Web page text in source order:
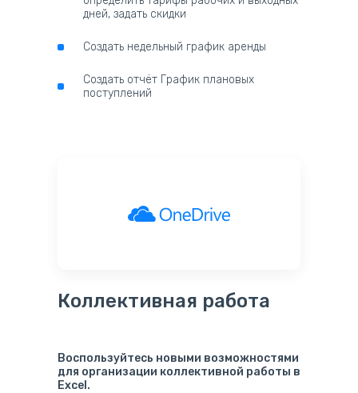
дней, задать скидки
Cоздать недельный график аренды
Cоздать отчёт График плановых
поступлений
Коллективная работа
Воспользуйтесь новыми возможностями
для организации коллективной работы в
Excel.